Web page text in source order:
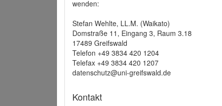
wenden:
Stefan Wehlte, LL.M. (Waikato)
Domstraße 11, Eingang 3, Raum 3.18
17489 Greifswald
Telefon +49 3834 420 1204
Telefax +49 3834 420 1207
datenschutz@uni-greifswald.de
Kontakt